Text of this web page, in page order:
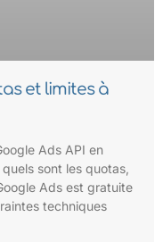
et limites à
Ads API en
sont les quotas,
Ads est gratuite
techniques